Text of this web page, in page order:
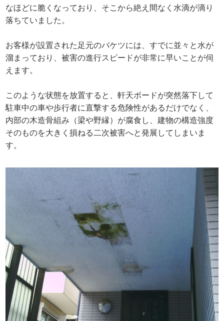
なほどに脆くなっており、そこから絶え間なく水滴が滴り
落ちていました。
お客様が設置された足元のバケツには、すでに並々と水が
溜まっており、被害の進行スピードが非常に早いことが伺
えます。
このような状態を放置すると、軒天ボードが突然落下して
駐車中の車や歩行者に直撃する危険性があるだけでなく、
内部の木造骨組み（梁や野縁）が腐食し、建物の構造強度
そのものを大きく損ねる二次被害へと発展してしまいま
す。